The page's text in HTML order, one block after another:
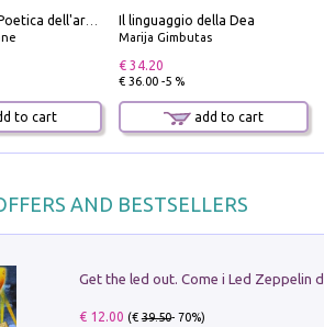
to cart
Il linguaggio della Dea
Marija Gimbutas
€ 34.20
€ 36.00 -5 %
add to cart
AND BESTSELLERS
€ 12.00 (€39.50- 70%)